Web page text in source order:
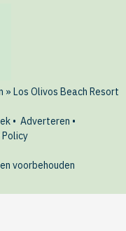
» Los Olivos Beach Resort
• Adverteren •
Policy
voorbehouden